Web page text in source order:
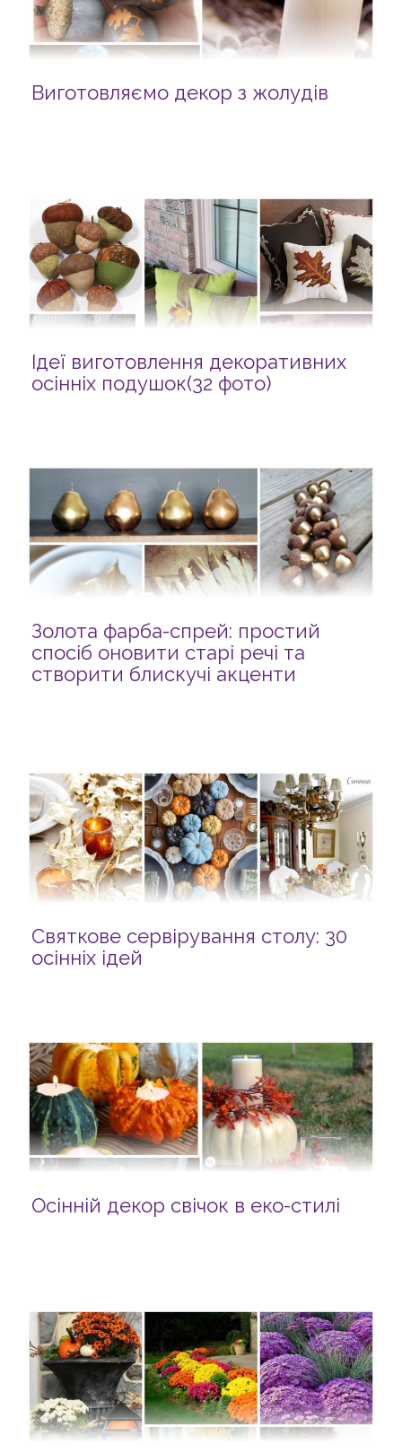
Виготовляємо декор з жолудів
Ідеї виготовлення декоративних
осінніх подушок(32 фото)
Золота фарба-спрей: простий
спосіб оновити старі речі та
створити блискучі акценти
Святкове сервірування столу: 30
осінніх ідей
Осінній декор свічок в еко-стилі